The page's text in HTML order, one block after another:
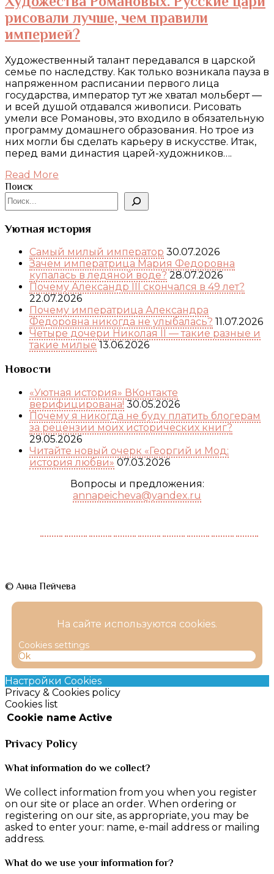
рисовали лучше, чем правили
империей?
Художественный талант передавался в царской
семье по наследству. Как только возникала пауза в
напряженном расписании первого лица
государства, император тут же хватал мольберт —
и всей душой отдавался живописи. Рисовать
умели все Романовы, это входило в обязательную
программу домашнего образования. Но трое из
них могли бы сделать карьеру в искусстве. Итак,
перед вами династия царей-художников….
Read More
Поиск
Уютная история
Самый милый император 30.07.2026
Зачем императрица Мария Федоровна
купалась в ледяной воде? 28.07.2026
Почему Александр III скончался в 49 лет?
22.07.2026
Почему императрица Александра
Федоровна никогда не улыбалась? 11.07.2026
Четыре дочери Николая II — такие разные и
такие милые 13.06.2026
Новости
«Уютная история» ВКонтакте
верифицирована! 30.05.2026
Почему я никогда не буду платить блогерам
за рецензии моих исторических книг?
29.05.2026
Читайте новый очерк «Георгий и Мод:
история любви» 07.03.2026
Вопросы и предложения:
annapeicheva@yandex.ru
© Анна Пейчева
На сайте используются cookies.
Cookies settings
Ok
Настройки Cookies
Privacy & Cookies policy
Cookies list
Cookie name Active
Privacy Policy
What information do we collect?
We collect information from you when you register
on our site or place an order. When ordering or
registering on our site, as appropriate, you may be
asked to enter your: name, e-mail address or mailing
address.
What do we use your information for?